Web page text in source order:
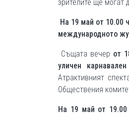
зрителите ще могат
На 19 май от 10.00
международното
Същата вечер от
уличен
Атрактивният
Обществения
На 19 май от